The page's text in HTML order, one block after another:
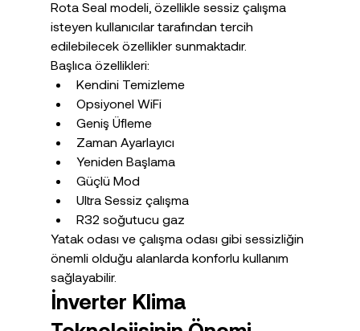
Rota Seal modeli, özellikle sessiz çalışma
isteyen kullanıcılar tarafından tercih
edilebilecek özellikler sunmaktadır.
Başlıca özellikleri:
Kendini Temizleme
Opsiyonel WiFi
Geniş Üfleme
Zaman Ayarlayıcı
Yeniden Başlama
Güçlü Mod
Ultra Sessiz çalışma
R32 soğutucu gaz
Yatak odası ve çalışma odası gibi sessizliğin
önemli olduğu alanlarda konforlu kullanım
sağlayabilir.
İnverter Klima